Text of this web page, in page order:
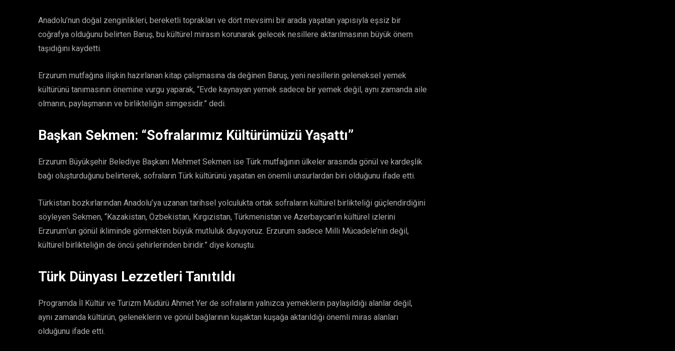
Anadolu’nun doğal zenginlikleri, bereketli toprakları ve dört mevsimi bir arada yaşatan yapısıyla eşsiz bir
coğrafya olduğunu belirten Baruş, bu kültürel mirasın korunarak gelecek nesillere aktarılmasının büyük önem
taşıdığını kaydetti.
Erzurum mutfağına ilişkin hazırlanan kitap çalışmasına da değinen Baruş, yeni nesillerin geleneksel yemek
kültürünü tanımasının önemine vurgu yaparak, “Evde kaynayan yemek sadece bir yemek değil, aynı zamanda aile
olmanın, paylaşmanın ve birlikteliğin simgesidir.” dedi.
Başkan Sekmen: “Sofralarımız Kültürümüzü Yaşattı”
Erzurum Büyükşehir Belediye Başkanı Mehmet Sekmen ise Türk mutfağının ülkeler arasında gönül ve kardeşlik
bağı oluşturduğunu belirterek, sofraların Türk kültürünü yaşatan en önemli unsurlardan biri olduğunu ifade etti.
Türkistan bozkırlarından Anadolu’ya uzanan tarihsel yolculukta ortak sofraların kültürel birlikteliği güçlendirdiğini
söyleyen Sekmen, “Kazakistan, Özbekistan, Kırgızistan, Türkmenistan ve Azerbaycan’ın kültürel izlerini
Erzurum’un gönül ikliminde görmekten büyük mutluluk duyuyoruz. Erzurum sadece Milli Mücadele’nin değil,
kültürel birlikteliğin de öncü şehirlerinden biridir.” diye konuştu.
Türk Dünyası Lezzetleri Tanıtıldı
Programda İl Kültür ve Turizm Müdürü Ahmet Yer de sofraların yalnızca yemeklerin paylaşıldığı alanlar değil,
aynı zamanda kültürün, geleneklerin ve gönül bağlarının kuşaktan kuşağa aktarıldığı önemli miras alanları
olduğunu ifade etti.